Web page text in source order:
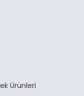
Ürünleri